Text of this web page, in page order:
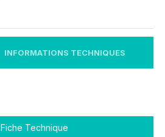
INFORMATIONS TECHNIQUES
Fiche Technique